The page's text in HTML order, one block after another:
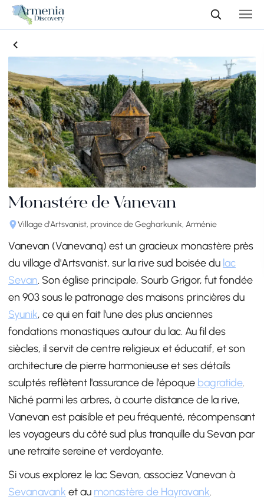
Monastère de Vanevan
Village d'Artsvanist, province de Gegharkunik, Arménie
Vanevan (Vanevanq) est un gracieux monastère près
du village d'Artsvanist, sur la rive sud boisée du lac
Sevan. Son église principale, Sourb Grigor, fut fondée
en 903 sous le patronage des maisons princières du
Syunik, ce qui en fait l'une des plus anciennes
fondations monastiques autour du lac. Au fil des
siècles, il servit de centre religieux et éducatif, et son
architecture de pierre harmonieuse et ses détails
sculptés reflètent l'assurance de l'époque bagratide.
Niché parmi les arbres, à courte distance de la rive,
Vanevan est paisible et peu fréquenté, récompensant
les voyageurs du côté sud plus tranquille du Sevan par
une retraite sereine et verdoyante.
Si vous explorez le lac Sevan, associez Vanevan à
Sevanavank et au monastère de Hayravank.